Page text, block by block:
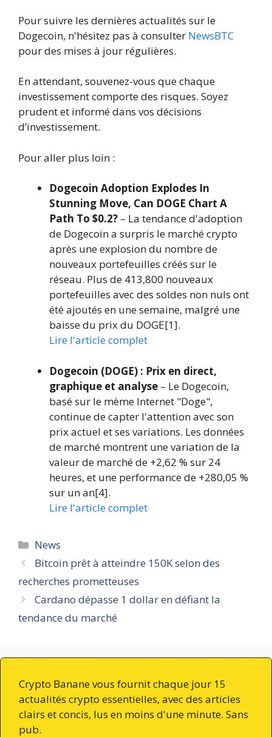
Pour suivre les dernières actualités sur le
Dogecoin, n'hésitez pas à consulter NewsBTC
pour des mises à jour régulières.
En attendant, souvenez-vous que chaque
investissement comporte des risques. Soyez
prudent et informé dans vos décisions
d’investissement.
Pour aller plus loin :
Dogecoin Adoption Explodes In
Stunning Move, Can DOGE Chart A
Path To $0.2? – La tendance d'adoption
de Dogecoin a surpris le marché crypto
après une explosion du nombre de
nouveaux portefeuilles créés sur le
réseau. Plus de 413,800 nouveaux
portefeuilles avec des soldes non nuls ont
été ajoutés en une semaine, malgré une
baisse du prix du DOGE[1].
Lire l'article complet
Dogecoin (DOGE) : Prix en direct,
graphique et analyse – Le Dogecoin,
basé sur le mème Internet "Doge",
continue de capter l'attention avec son
prix actuel et ses variations. Les données
de marché montrent une variation de la
valeur de marché de +2,62 % sur 24
heures, et une performance de +280,05 %
sur un an[4].
Lire l'article complet
Catégories
News
Bitcoin prêt à atteindre 150K selon des
recherches prometteuses
Cardano dépasse 1 dollar en défiant la
tendance du marché
Crypto Banane vous fournit chaque jour 15
actualités crypto essentielles, avec des articles
clairs et concis, lus en moins d'une minute. Sans
pub.